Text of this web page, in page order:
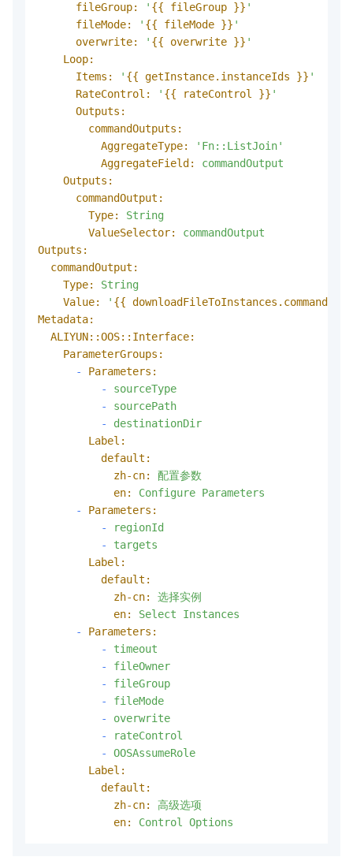
fileGroup:
' {{ fileGroup }} '
fileMode:
' {{ fileMode }} '
overwrite:
' {{ overwrite }} '
Loop:
Items:
' {{ getInstance.instanceIds }} '
RateControl:
' {{ rateControl }} '
Outputs:
commandOutputs:
AggregateType:
'Fn::ListJoin'
AggregateField:
commandOutput
Outputs:
commandOutput:
Type:
String
ValueSelector:
commandOutput
Outputs:
commandOutput:
Type:
String
Value:
' {{
Metadata:
ALIYUN::OOS::Interface:
ParameterGroups:
-
Parameters:
-
sourceType
-
sourcePath
-
destinationDir
Label:
default:
zh-cn:
配置参数
en:
Configure Parameters
-
Parameters:
-
regionId
-
targets
Label:
default:
zh-cn:
选择实例
en:
Select
Instances
-
Parameters:
-
timeout
-
fileOwner
-
fileGroup
-
fileMode
-
overwrite
-
rateControl
-
OOSAssumeRole
Label:
default:
zh-cn:
高级选项
en:
Control Options